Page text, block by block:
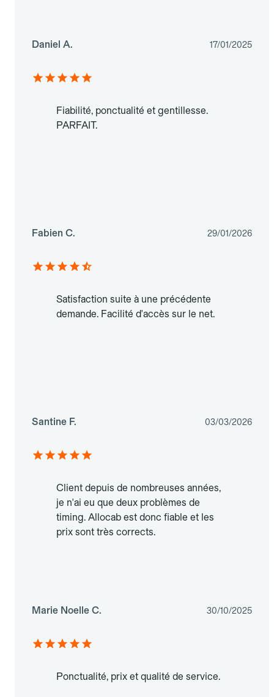
Daniel A. 17/01/2025
Fiabilité, ponctualité et gentillesse.
PARFAIT.
Fabien C. 29/01/2026
Satisfaction suite à une précédente
demande. Facilité d'accès sur le net.
Santine F. 03/03/2026
Client depuis de nombreuses années,
je n'ai eu que deux problèmes de
timing. Allocab est donc fiable et les
prix sont très corrects.
Marie Noelle C. 30/10/2025
Ponctualité, prix et qualité de service.